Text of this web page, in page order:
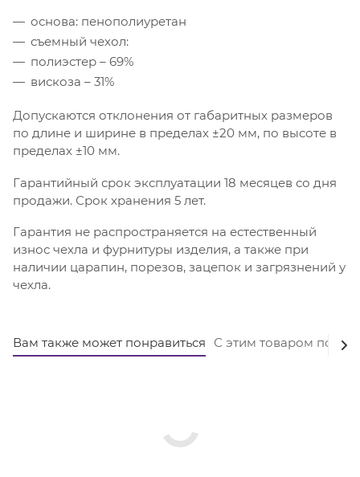
основа: пенополиуретан
съемный чехол:
полиэстер – 69%
вискоза – 31%
Допускаются отклонения от габаритных размеров
по длине и ширине в пределах ±20 мм, по высоте в
пределах ±10 мм.
Гарантийный срок эксплуатации 18 месяцев со дня
продажи. Срок хранения 5 лет.
Гарантия не распространяется на естественный
износ чехла и фурнитуры изделия, а также при
наличии царапин, порезов, зацепок и загрязнений у
чехла.
Вам также может понравиться С этим товаром